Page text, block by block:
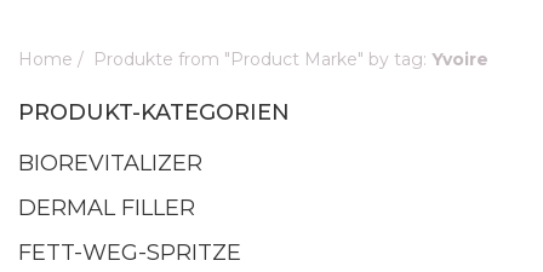
ZUM WARENKORB
WEITER EINKAUFEN
Home / Produkte from "Product Marke" by tag: Yvoire
PRODUKT-KATEGORIEN
BIOREVITALIZER
DERMAL FILLER
FETT-WEG-SPRITZE